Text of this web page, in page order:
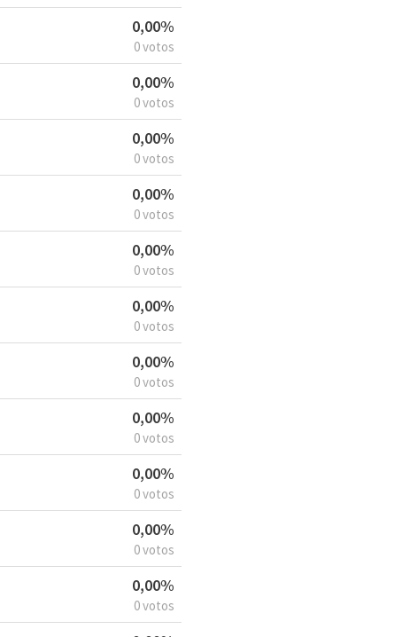
0,00%
0 votos
0,00%
0 votos
0,00%
0 votos
0,00%
0 votos
0,00%
0 votos
0,00%
0 votos
0,00%
0 votos
0,00%
0 votos
0,00%
0 votos
0,00%
0 votos
0,00%
0 votos